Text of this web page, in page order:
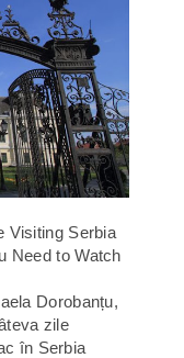
Visiting Serbia
Need to Watch
Dorobanțu,
zile
în Serbia